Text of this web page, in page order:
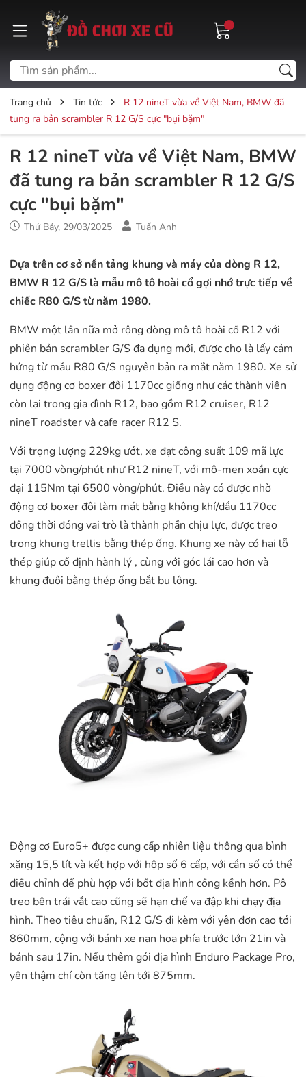
Trang chủ Tin tức
R 12 nineT vừa về Việt Nam, BMW đã
tung ra bản scrambler R 12 G/S cực "bụi bặm"
R 12 nineT vừa về Việt Nam, BMW
đã tung ra bản scrambler R 12 G/S
cực "bụi bặm"
Thứ Bảy, 29/03/2025 Tuấn Anh
Dựa trên cơ sở nền tảng khung và máy của dòng R 12,
BMW R 12 G/S là mẫu mô tô hoài cổ gợi nhớ trực tiếp về
chiếc R80 G/S từ năm 1980.
BMW một lần nữa mở rộng dòng mô tô hoài cổ R12 với
phiên bản scrambler G/S đa dụng mới, được cho là lấy cảm
hứng từ mẫu R80 G/S nguyên bản ra mắt năm 1980. Xe sử
dụng động cơ boxer đôi 1170cc giống như các thành viên
còn lại trong gia đình R12, bao gồm R12 cruiser, R12
nineT roadster và cafe racer R12 S.
Với trọng lượng 229kg ướt, xe đạt công suất 109 ​​mã lực
tại 7000 vòng/phút như R12 nineT, với mô-men xoắn cực
đại 115Nm tại 6500 vòng/phút. Điều này có được nhờ
động cơ boxer đôi làm mát bằng không khí/dầu 1170cc
đồng thời đóng vai trò là thành phần chịu lực, được treo
trong khung trellis bằng thép ống. Khung xe này có hai lỗ
thép giúp cố định hành lý , cùng với góc lái cao hơn và
khung đuôi bằng thép ống bắt bu lông.
Động cơ Euro5+ được cung cấp nhiên liệu thông qua bình
xăng 15,5 lít và kết hợp với hộp số 6 cấp, với cần số có thể
điều chỉnh để phù hợp với bốt địa hình cồng kềnh hơn. Pô
treo bên trái vắt cao cũng sẽ hạn chế va đập khi chạy địa
hình. Theo tiêu chuẩn, R12 G/S đi kèm với yên đơn cao tới
860mm, cộng với bánh xe nan hoa phía trước lớn 21in và
bánh sau 17in. Nếu thêm gói địa hình Enduro Package Pro,
yên thậm chí còn tăng lên tới 875mm.